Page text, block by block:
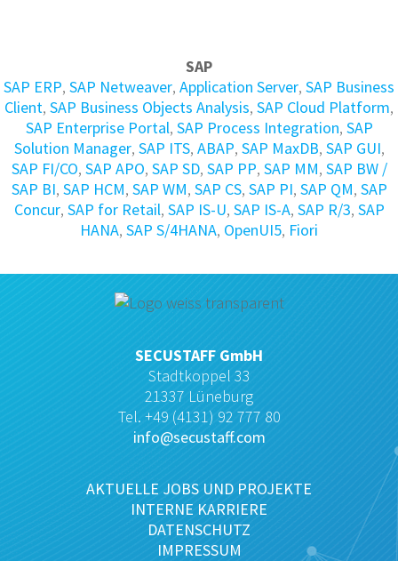
SAP
SAP ERP, SAP Netweaver, Application Server, SAP Business
Client, SAP Business Objects Analysis, SAP Cloud Platform,
SAP Enterprise Portal, SAP Process Integration, SAP
Solution Manager, SAP ITS, ABAP, SAP MaxDB, SAP GUI,
SAP FI/CO, SAP APO, SAP SD, SAP PP, SAP MM, SAP BW /
SAP BI, SAP HCM, SAP WM, SAP CS, SAP PI, SAP QM, SAP
Concur, SAP for Retail, SAP IS-U, SAP IS-A, SAP R/3, SAP
HANA, SAP S/4HANA, OpenUI5, Fiori
SECUSTAFF GmbH
Stadtkoppel 33
21337 Lüneburg
Tel. +49 (4131) 92 777 80
info@secustaff.com
AKTUELLE JOBS UND PROJEKTE
INTERNE KARRIERE
DATENSCHUTZ
IMPRESSUM